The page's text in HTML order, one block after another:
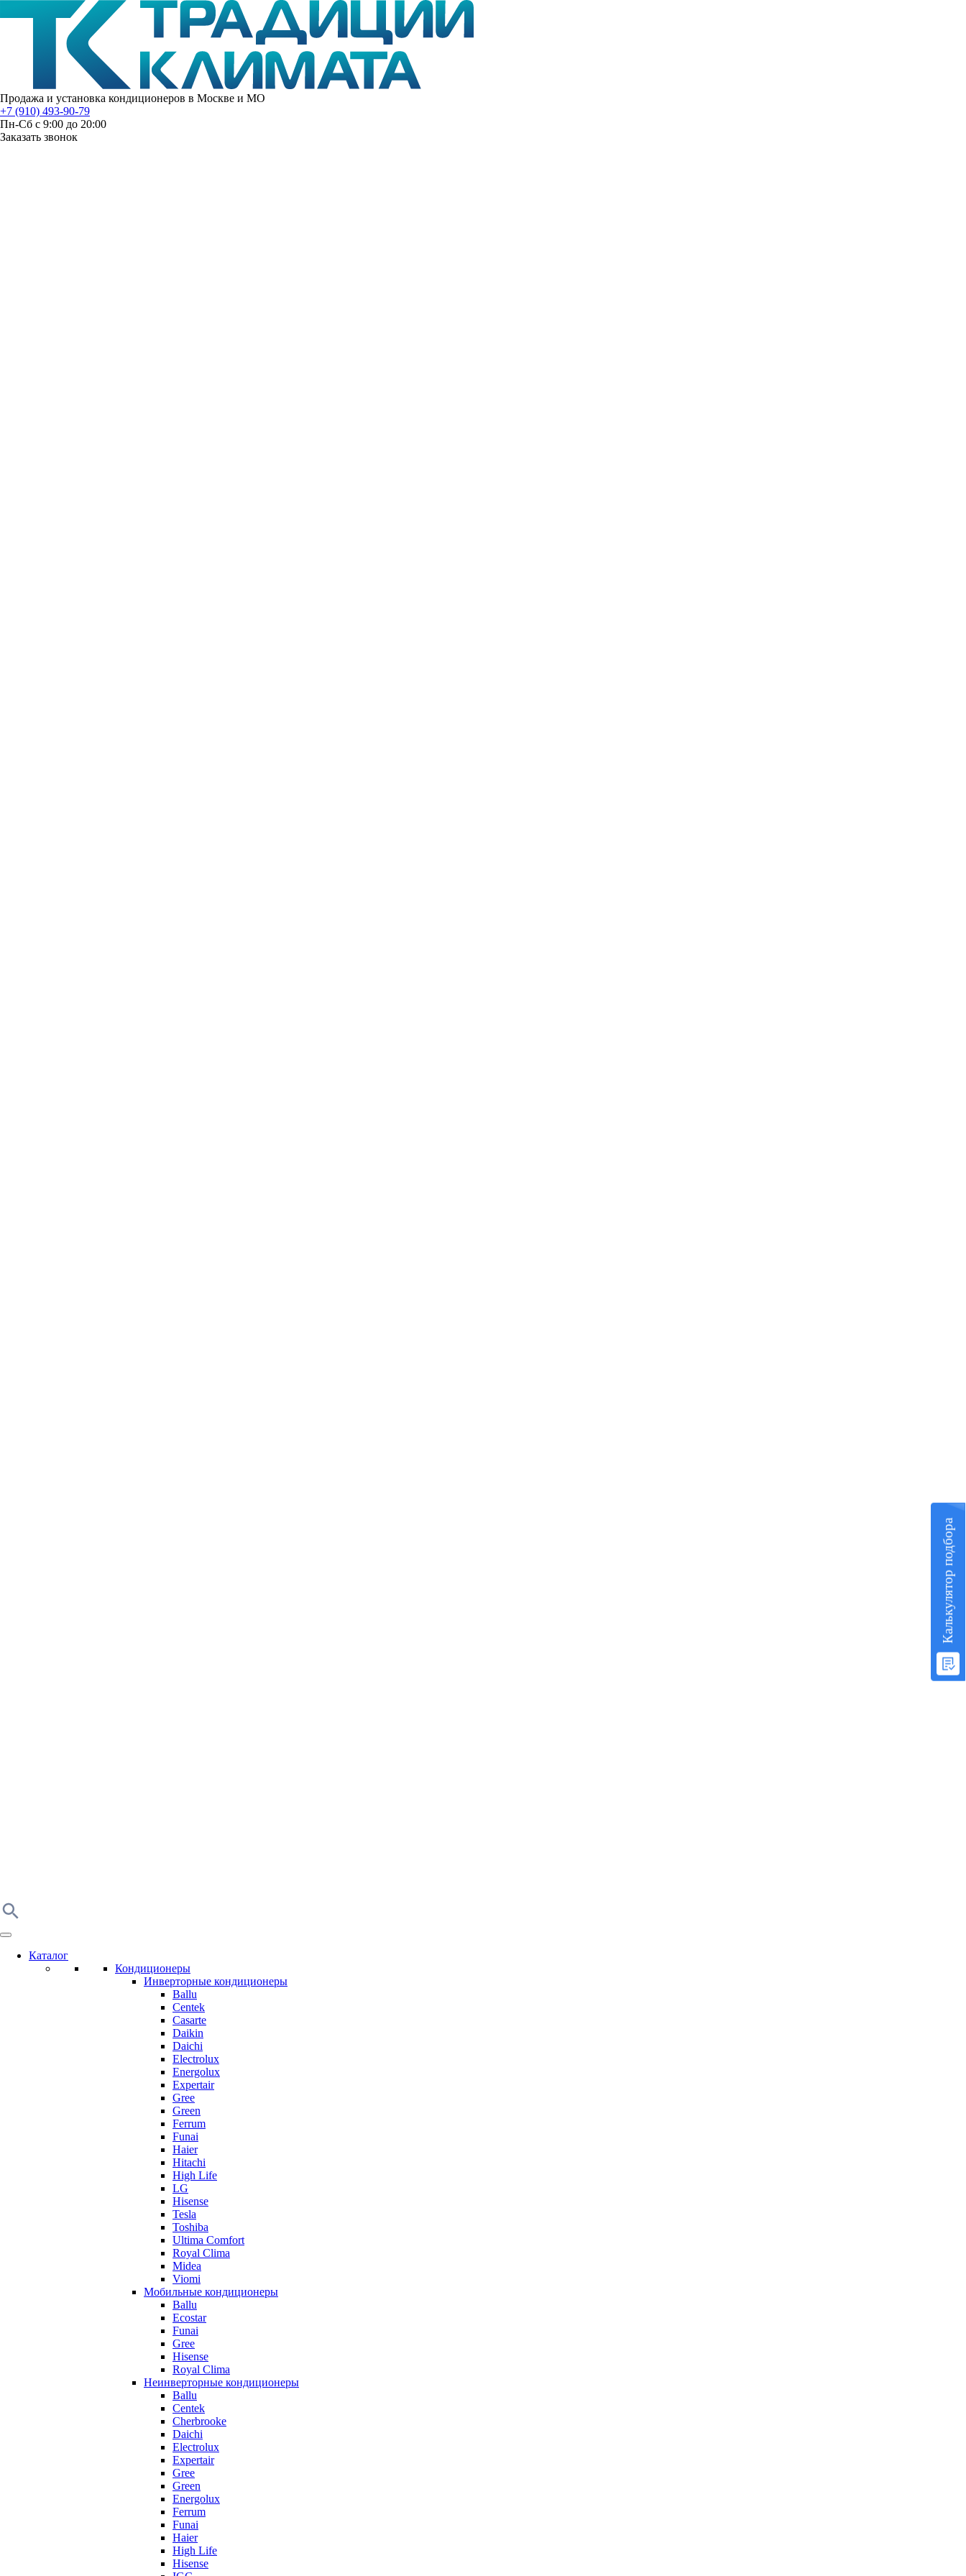
Продажа и установка кондиционеров в Москве и МО
+7 (910) 493-90-79
Пн-Сб с 9:00 до 20:00
Заказать звонок
Каталог
Кондиционеры
Инверторные кондиционеры
Ballu
Centek
Casarte
Daikin
Daichi
Electrolux
Energolux
Expertair
Gree
Green
Ferrum
Funai
Haier
Hitachi
High Life
LG
Hisense
Tesla
Toshiba
Ultima Comfort
Royal Clima
Midea
Viomi
Мобильные кондиционеры
Ballu
Ecostar
Funai
Gree
Hisense
Royal Clima
Неинверторные кондиционеры
Ballu
Centek
Cherbrooke
Daichi
Electrolux
Expertair
Gree
Green
Energolux
Ferrum
Funai
Haier
High Life
Hisense
Калькулятор подбора